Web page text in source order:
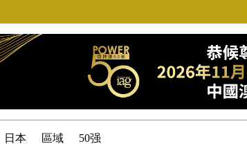
日本 區域 50强